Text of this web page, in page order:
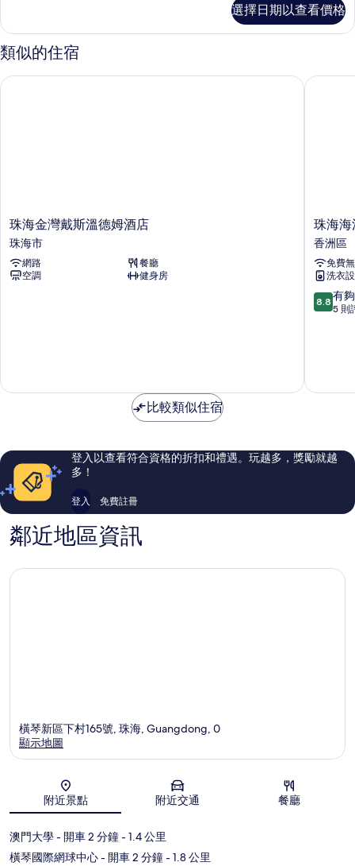
片
房
的
所
有
家
庭
套
的
選擇日期以查看價格
類似的住宿
珠
海
金
灣
戴
海
珠海金灣戴斯溫德姆酒店
珠海市
網路
餐廳
空調
健身房
珠海金灣戴斯溫德姆酒店
珠
海
海
洋
密
碼
美
珠海海
香洲區
免費
洗衣
8.8
分，
夠
評
論
8.8 有
5 則
珠海海
比較類似住宿
登入以查看符合資格的折扣和禮遇。玩越多，獎勵就越
多！
登入 免費註冊
鄰近地區資訊
地圖
橫琴新區下村165號, 珠海, Guangdong, 0
顯示地圖
附近景點 附近交通 餐廳
澳門大學- 開車 2 分鐘- 1.4 公里
橫琴國際網球中心- 開車 2 分鐘- 1.8 公里